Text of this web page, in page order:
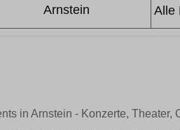
in Arnstein - Konzerte, Theater,